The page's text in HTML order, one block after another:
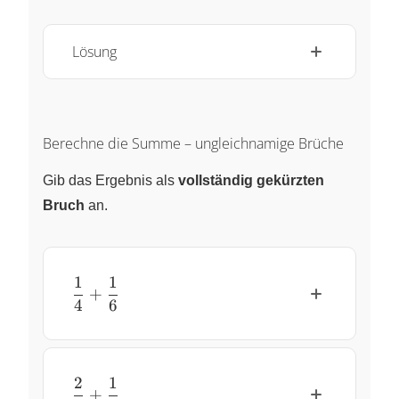
Lösung
Berechne die Summe – ungleichnamige Brüche
Gib das Ergebnis als vollständig gekürzten
Bruch an.
\dfrac{1}{4} + \dfrac{1}{6}
4
1
+
6
1
\dfrac{2}{5} + \dfrac{1}{3}
2
+
1